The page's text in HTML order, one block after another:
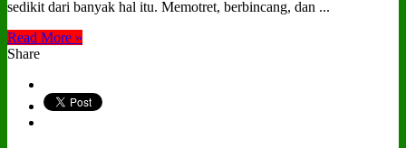
sedikit dari banyak hal itu. Memotret, berbincang, dan ...
Read More »
Share